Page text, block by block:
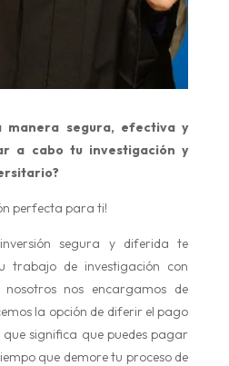
manera segura, efectiva y
a cabo tu investigación y
perfecta para ti!
segura y diferida te
trabajo de investigación con
nos encargamos de
la opción de diferir el pago
significa que puedes pagar
que demore tu proceso de